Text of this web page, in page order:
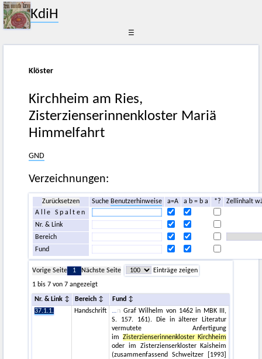
KdiH
☰
Klöster
Kirchheim am Ries,
Zisterzienserinnenkloster Mariä
Himmelfahrt
GND
Verzeichnungen:
Zurücksetzen Suche Benutzerhinweise a=A a b = b a *?
Zellinhalt
Alle Spalten
Nr. & Link
Bereich
Fund
Vorige Seite 1 Nächste Seite
Einträge zeigen
1 bis 7 von 7 angezeigt
Nr. & Link Bereich
Fund
37.1.1.
Handschrift
n Graf Wilhelm von 1462 in MBK III,
S. 157. 161). Die in älterer Literatur
vermutete Anfertigung
im Zisterzienserinnenkloster Kirchheim
oder im Zisterzienserkloster Kaisheim
(zusammenfassend Schweitzer [1993]